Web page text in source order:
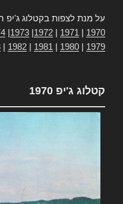
על מנת לצפות בקטלוג
1970
1971
1972
1973
1979
1980
1981
1982
קטלוג ג'יפ 1970